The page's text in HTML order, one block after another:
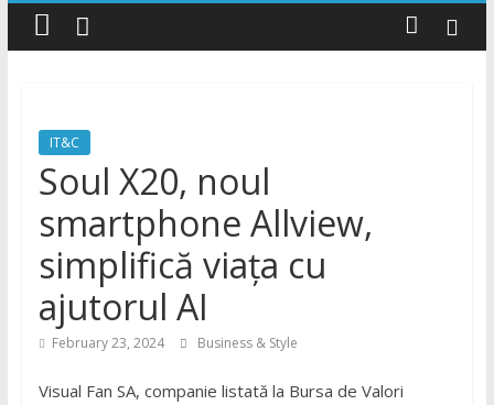
Style
IT&C
Soul X20, noul
smartphone Allview,
simplifică viața cu
ajutorul AI
February 23, 2024 Business & Style
Visual Fan SA, companie listată la Bursa de Valori